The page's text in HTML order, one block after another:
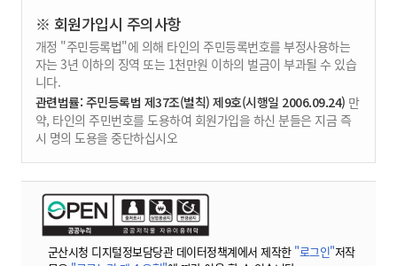
※ 회원가입시 주의사항
개정 "주민등록법"에 의해 타인의 주민등록번호를 부정사용하는
자는 3년 이하의 징역 또는 1천만원 이하의 벌금이 부과될 수 있습
니다.
관련법률: 주민등록법 제37조(벌칙) 제9호(시행일 2006.09.24) 만
약, 타인의 주민번호를 도용하여 회원가입을 하신 분들은 지금 즉
시 명의 도용을 중단하십시오
군산시청 디지털정보담당관 데이터정책계에서 제작한 "로그인"저작